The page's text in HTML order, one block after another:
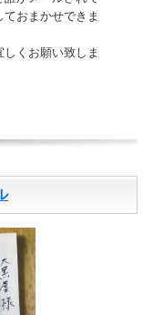
おまかせできま
くお願い致しま